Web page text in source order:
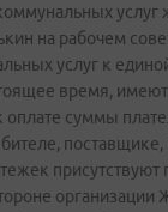
услуг
на рабочем
услуг к
время,
суммы